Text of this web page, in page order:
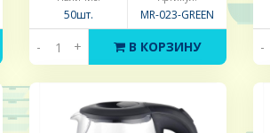
50шт. MR-023-GREEN
- + В КОРЗИНУ -